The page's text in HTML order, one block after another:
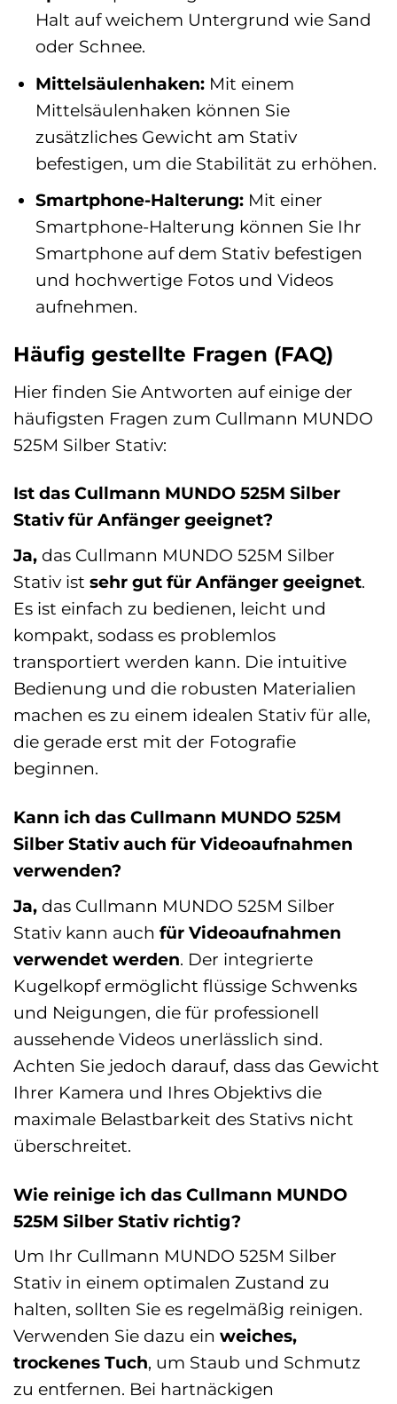
Halt auf weichem Untergrund wie Sand
oder Schnee.
Mittelsäulenhaken:Mit einem
Mittelsäulenhaken können Sie
zusätzliches Gewicht am Stativ
befestigen, um die Stabilität zu erhöhen.
Smartphone-Halterung:Mit einer
Smartphone-Halterung können Sie Ihr
Smartphone auf dem Stativ befestigen
und hochwertige Fotos und Videos
aufnehmen.
Häufig gestellte Fragen (FAQ)
Hier finden Sie Antworten auf einige der
häufigsten Fragen zum Cullmann MUNDO
525M Silber Stativ:
Ist das Cullmann MUNDO 525M Silber
Stativ für Anfänger geeignet?
Ja, das Cullmann MUNDO 525M Silber
Stativ ist sehr gut für Anfänger geeignet.
Es ist einfach zu bedienen, leicht und
kompakt, sodass es problemlos
transportiert werden kann. Die intuitive
Bedienung und die robusten Materialien
machen es zu einem idealen Stativ für alle,
die gerade erst mit der Fotografie
beginnen.
Kann ich das Cullmann MUNDO 525M
Silber Stativ auch für Videoaufnahmen
verwenden?
Ja, das Cullmann MUNDO 525M Silber
Stativ kann auch für Videoaufnahmen
verwendet werden. Der integrierte
Kugelkopf ermöglicht flüssige Schwenks
und Neigungen, die für professionell
aussehende Videos unerlässlich sind.
Achten Sie jedoch darauf, dass das Gewicht
Ihrer Kamera und Ihres Objektivs die
maximale Belastbarkeit des Stativs nicht
überschreitet.
Wie reinige ich das Cullmann MUNDO
525M Silber Stativ richtig?
Um Ihr Cullmann MUNDO 525M Silber
Stativ in einem optimalen Zustand zu
halten, sollten Sie es regelmäßig reinigen.
Verwenden Sie dazu ein weiches,
trockenes Tuch, um Staub und Schmutz
zu entfernen. Bei hartnäckigen